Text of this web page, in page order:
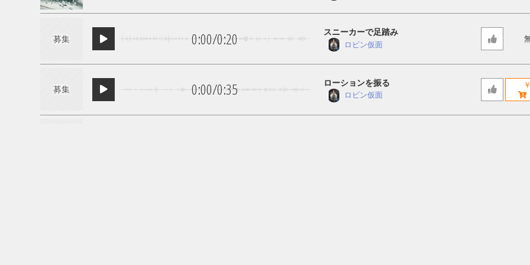
募集 0:00/0:20 スニーカーで足踏み
ロビン仮面
募集 0:00/0:35 ローションを振る
ロビン仮面